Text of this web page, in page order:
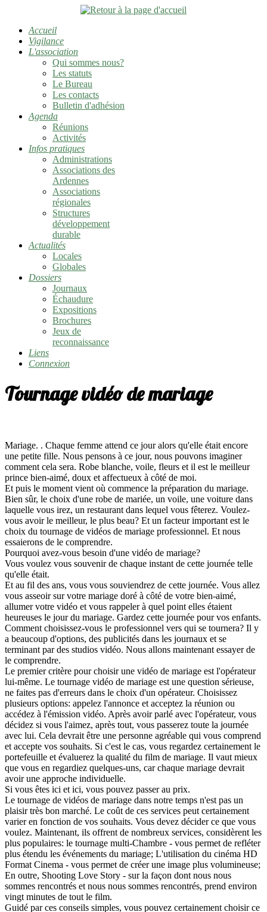
Accueil
Vigilance
L'association
Qui sommes nous?
Les statuts
Le Bureau
Les contacts
Bulletin d'adhésion
Agenda
Réunions
Activités
Infos pratiques
Administrations
Associations des
Ardennes
Associations
régionales
Structures
développement
durable
Actualités
Locales
Globales
Dossiers
Journaux
Échaudure
Expositions
Brochures
Jeux de
reconnaissance
Liens
Connexion
Tournage vidéo de mariage
Mariage. . Chaque femme attend ce jour alors qu'elle était encore
une petite fille. Nous pensons à ce jour, nous pouvons imaginer
comment cela sera. Robe blanche, voile, fleurs et il est le meilleur
prince bien-aimé, doux et affectueux à côté de moi.
Et puis le moment vient où commence la préparation du mariage.
Bien sûr, le choix d'une robe de mariée, un voile, une voiture dans
laquelle vous irez, un restaurant dans lequel vous fêterez. Voulez-
vous avoir le meilleur, le plus beau? Et un facteur important est le
choix du tournage de vidéos de mariage professionnel. Et nous
essaierons de le comprendre.
Pourquoi avez-vous besoin d'une vidéo de mariage?
Vous voulez vous souvenir de chaque instant de cette journée telle
qu'elle était.
Et au fil des ans, vous vous souviendrez de cette journée. Vous allez
vous asseoir sur votre mariage doré à côté de votre bien-aimé,
allumer votre vidéo et vous rappeler à quel point elles étaient
heureuses le jour du mariage. Gardez cette journée pour vos enfants.
Comment choisissez-vous le professionnel vers qui se tournera? Il y
a beaucoup d'options, des publicités dans les journaux et se
terminant par des studios vidéo. Nous allons maintenant essayer de
le comprendre.
Le premier critère pour choisir une vidéo de mariage est l'opérateur
lui-même. Le tournage vidéo de mariage est une question sérieuse,
ne faites pas d'erreurs dans le choix d'un opérateur. Choisissez
plusieurs options: appelez l'annonce et acceptez la réunion ou
accédez à l'émission vidéo. Après avoir parlé avec l'opérateur, vous
décidez si vous l'aimez, après tout, vous passerez toute la journée
avec lui. Cela devrait être une personne agréable qui vous comprend
et accepte vos souhaits. Si c'est le cas, vous regardez certainement le
portefeuille et évaluerez la qualité du film de mariage. Il vaut mieux
que vous en regardiez quelques-uns, car chaque mariage devrait
avoir une approche individuelle.
Si vous êtes ici et ici, vous pouvez passer au prix.
Le tournage de vidéos de mariage dans notre temps n'est pas un
plaisir très bon marché. Le coût de ces services peut certainement
varier en fonction de vos souhaits. Vous devez décider ce que vous
voulez. Maintenant, ils offrent de nombreux services, considèrent les
plus populaires: le tournage multi-Chambre - vous permet de refléter
plus étendu les événements du mariage; L'utilisation du cinéma HD
Format Cinema - vous permet de créer une image plus volumineuse;
En outre, Shooting Love Story - sur la façon dont nous nous
sommes rencontrés et nous nous sommes rencontrés, prend environ
vingt minutes de tout le film.
Guidé par ces conseils simples, vous pouvez certainement choisir ce